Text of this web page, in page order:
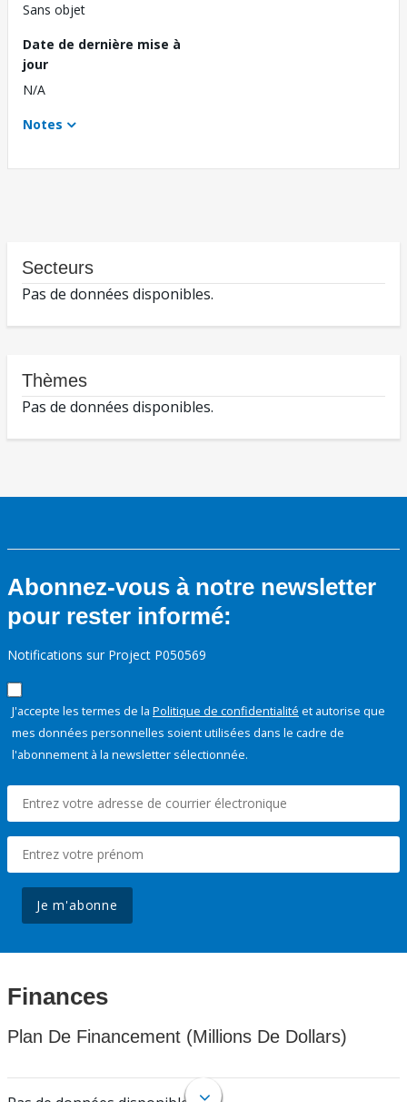
Sans objet
Date de dernière mise à
jour
N/A
Notes
Secteurs
Pas de données disponibles.
Thèmes
Pas de données disponibles.
Abonnez-vous à notre newsletter
pour rester informé:
Notifications sur Project P050569
J'accepte les termes de la Politique de confidentialité et autorise que
mes données personnelles soient utilisées dans le cadre de
l'abonnement à la newsletter sélectionnée.
Je m'abonne
Finances
Plan De Financement (Millions De Dollars)